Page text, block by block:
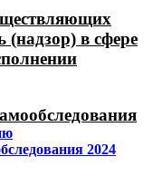
(надзор) в сфере
2024